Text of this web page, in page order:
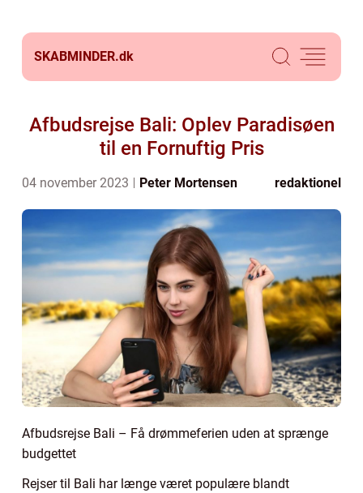
SKABMINDER.dk
Afbudsrejse Bali: Oplev Paradisøen
til en Fornuftig Pris
04 november 2023 Peter Mortensen redaktionel
Afbudsrejse Bali – Få drømmeferien uden at sprænge
budgettet
Rejser til Bali har længe været populære blandt